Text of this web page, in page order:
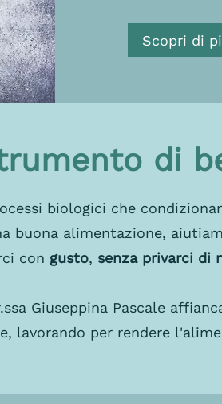
Scopri di
di
biologici che
buona alimentazione,
con gusto, senza privarci di
Giuseppina Pascale
lavorando per rendere